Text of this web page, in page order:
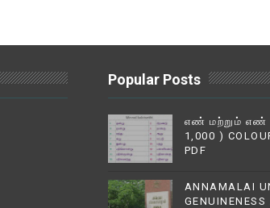
Popular Posts
எண் மற்றும் எண்
1,000 )
PDF
ANNAMALAI
GENUINENESS